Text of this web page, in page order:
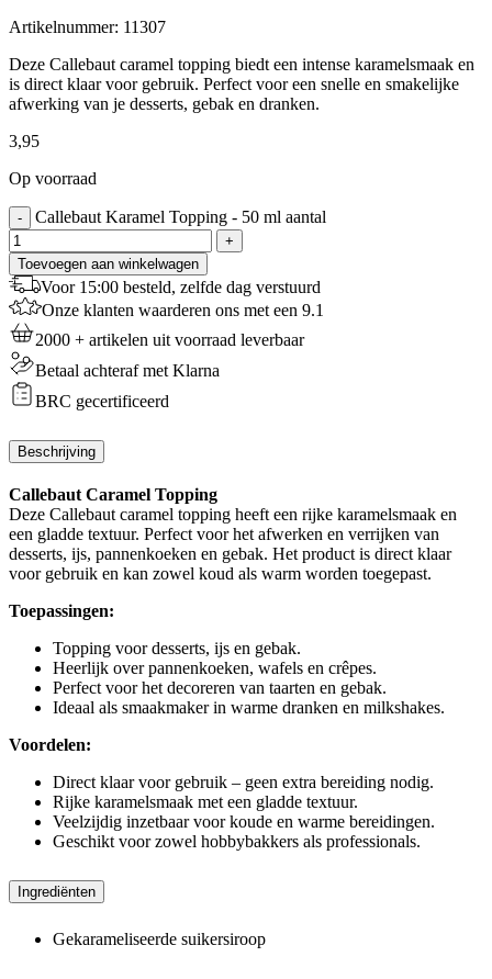
Artikelnummer: 11307
Deze Callebaut caramel topping biedt een intense karamelsmaak en
is direct klaar voor gebruik. Perfect voor een snelle en smakelijke
afwerking van je desserts, gebak en dranken.
3,95
Op voorraad
- Callebaut Karamel Topping - 50 ml aantal
+
Toevoegen aan winkelwagen
Voor 15:00 besteld, zelfde dag verstuurd
Onze klanten waarderen ons met een 9.1
2000 + artikelen uit voorraad leverbaar
Betaal achteraf met Klarna
BRC gecertificeerd
Beschrijving
Callebaut Caramel Topping
Deze Callebaut caramel topping heeft een rijke karamelsmaak en
een gladde textuur. Perfect voor het afwerken en verrijken van
desserts, ijs, pannenkoeken en gebak. Het product is direct klaar
voor gebruik en kan zowel koud als warm worden toegepast.
Toepassingen:
Topping voor desserts, ijs en gebak.
Heerlijk over pannenkoeken, wafels en crêpes.
Perfect voor het decoreren van taarten en gebak.
Ideaal als smaakmaker in warme dranken en milkshakes.
Voordelen:
Direct klaar voor gebruik – geen extra bereiding nodig.
Rijke karamelsmaak met een gladde textuur.
Veelzijdig inzetbaar voor koude en warme bereidingen.
Geschikt voor zowel hobbybakkers als professionals.
Ingrediënten
Gekarameliseerde suikersiroop